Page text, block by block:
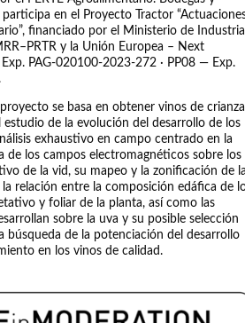
participa en el Proyecto Tractor
financiado por el Ministerio de Industria
y la Unión Europea – Next
PAG-020100-2023-272 · PP08 — Exp.
se basa en obtener vinos de crianza
estudio de la evolución del desarrollo de los
exhaustivo en campo centrado en la
de los campos electromagnéticos sobre los
de la vid, su mapeo y la zonificación de
relación entre la composición edáfica de
y foliar de la planta, así como las
sobre la uva y su posible selección
búsqueda de la potenciación del desarrollo
en los vinos de calidad.